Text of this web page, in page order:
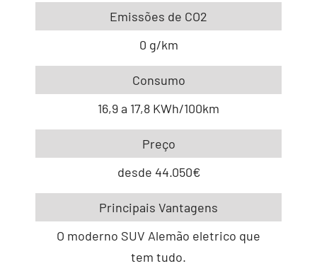
Emissões de CO2
0 g/km
Consumo
16,9 a 17,8 KWh/100km
Preço
desde 44.050€
Principais Vantagens
O moderno SUV Alemão eletrico que
tem tudo.